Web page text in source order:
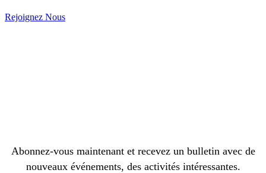
Rejoignez Nous
Abonnez-vous maintenant et recevez un bulletin avec de
nouveaux événements, des activités intéressantes.